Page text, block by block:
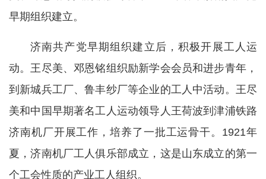
早期组织建立。
济南共产党早期组织建立后，积极开展工人运
动。王尽美、邓恩铭组织励新学会会员和进步青年，
到新城兵工厂、鲁丰纱厂等企业的工人中活动。王尽
美和中国早期著名工人运动领导人王荷波到津浦铁路
济南机厂开展工作，培养了一批工运骨干。1921年
夏，济南机厂工人俱乐部成立，这是山东成立的第一
个工会性质的产业工人组织。